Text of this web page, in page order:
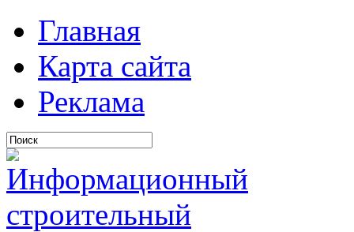
Главная
Карта сайта
Реклама